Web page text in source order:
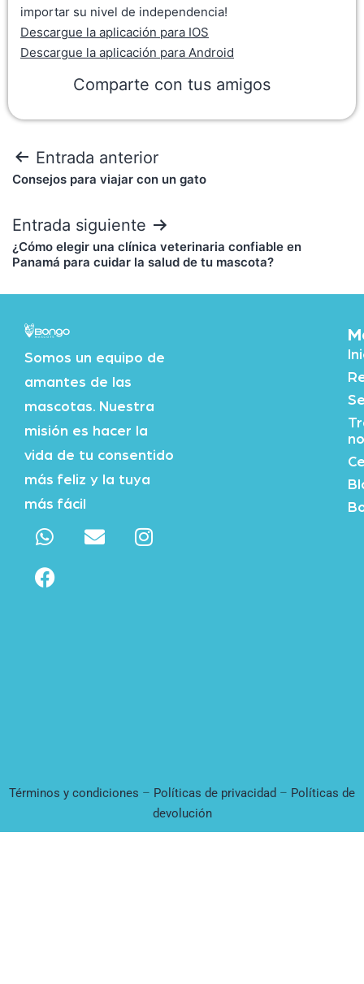
importar su nivel de independencia!
Descargue la aplicación para IOS
Descargue la aplicación para Android
Comparte con tus amigos
Entrada anterior
Consejos para viajar con un gato
Entrada siguiente
¿Cómo elegir una clínica veterinaria confiable en
Panamá para cuidar la salud de tu mascota?
Somos un equipo de
amantes de las
mascotas. Nuestra
misión es hacer la
vida de tu consentido
más feliz y la tuya
más fácil
Términos y condiciones – Políticas de privacidad – Políticas de
devolución